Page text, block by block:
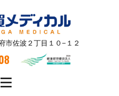
市佐波２丁目１０−１２